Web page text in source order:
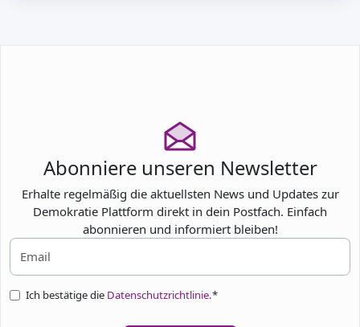
Abonniere unseren Newsletter
Erhalte regelmäßig die aktuellsten News und Updates zur
Demokratie Plattform direkt in dein Postfach. Einfach
abonnieren und informiert bleiben!
Ich bestätige die Datenschutzrichtlinie.*